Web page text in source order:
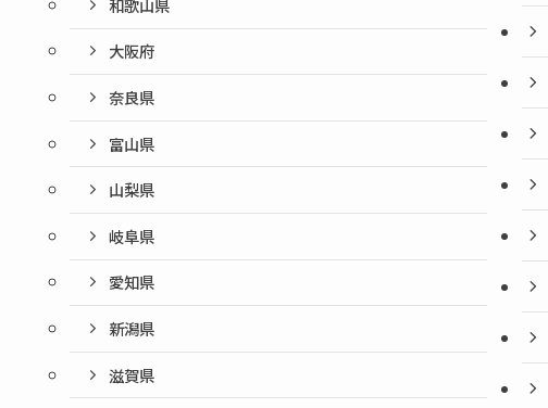
和歌山県
大阪府
奈良県
富山県
山梨県
岐阜県
愛知県
新潟県
滋賀県